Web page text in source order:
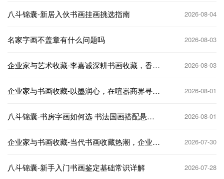
八斗锦囊-新居入伙书画挂画挑选指南 2026-08-04
名家字画不盖章有什么问题吗 2026-08-03
企业家与艺术收藏-李嘉诚深耕书画收藏，香港
2026-08-03
企业家与书画收藏-以墨润心，在喧嚣商界寻得
2026-08-01
八斗锦囊-书房字画如何选 书法国画搭配悬挂
2026-08-01
企业家与书画收藏-当代书画收藏热潮，企业家
2026-07-30
八斗锦囊-新手入门书画鉴定基础常识详解 2026-07-28